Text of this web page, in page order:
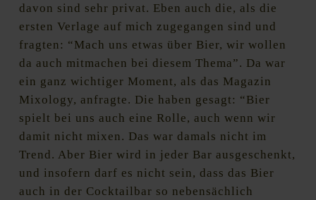
davon sind sehr privat. Eben auch die, als die
ersten Verlage auf mich zugegangen sind und
fragten: “Mach uns etwas über Bier, wir wollen
da auch mitmachen bei diesem Thema”. Da war
ein ganz wichtiger Moment, als das Magazin
Mixology, anfragte. Die haben gesagt: “Bier
spielt bei uns auch eine Rolle, auch wenn wir
damit nicht mixen. Das war damals nicht im
Trend. Aber Bier wird in jeder Bar ausgeschenkt,
und insofern darf es nicht sein, dass das Bier
auch in der Cocktailbar so nebensächlich